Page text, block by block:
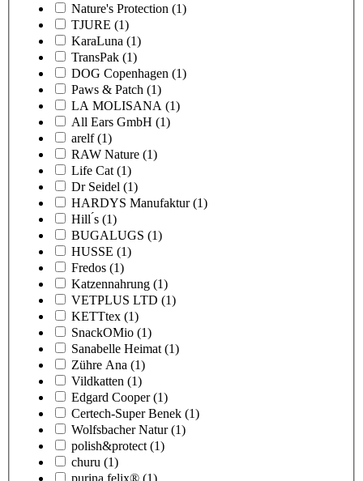
Nature's Protection (1)
TJURE (1)
KaraLuna (1)
TransPak (1)
DOG Copenhagen (1)
Paws & Patch (1)
LA MOLISANA (1)
All Ears GmbH (1)
arelf (1)
RAW Nature (1)
Life Cat (1)
Dr Seidel (1)
HARDYS Manufaktur (1)
Hill ́s (1)
BUGALUGS (1)
HUSSE (1)
Fredos (1)
Katzennahrung (1)
VETPLUS LTD (1)
KETTtex (1)
SnackOMio (1)
Sanabelle Heimat (1)
Zühre Ana (1)
Vildkatten (1)
Edgard Cooper (1)
Certech-Super Benek (1)
Wolfsbacher Natur (1)
polish&protect (1)
churu (1)
purina felix® (1)